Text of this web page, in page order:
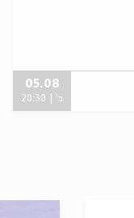
05.08
ב' | 20:30